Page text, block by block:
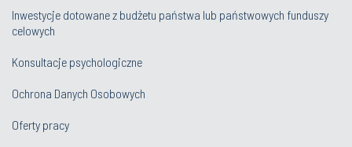
Inwestycje dotowane z budżetu państwa lub państwowych funduszy
celowych
Konsultacje psychologiczne
Ochrona Danych Osobowych
Oferty pracy